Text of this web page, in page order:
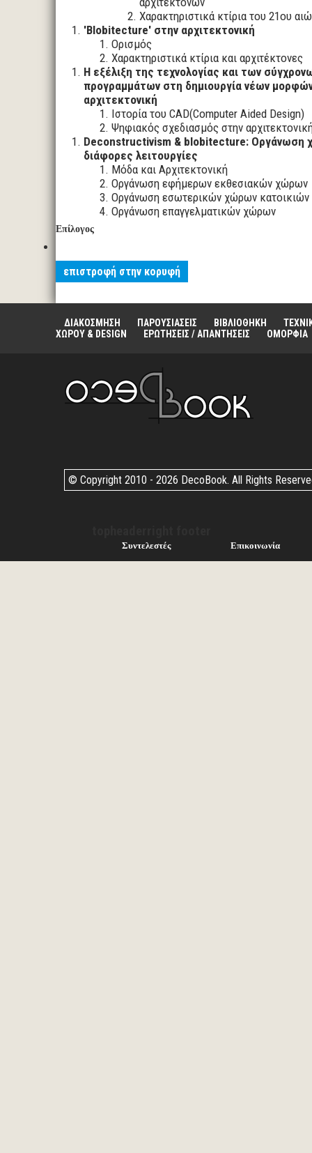
Χαρακτηριστικά κτίρια του 21ου
'Βlobitecture' στην αρχιτεκτονική
Ορισμός
Χαρακτηριστικά κτίρια και αρχιτέκτονες
Η εξέλιξη της τεχνολογίας και των
προγραμμάτων στη δημιουργία νέων
αρχιτεκτονική
Ιστορία του CAD(Computer Aided Design)
Ψηφιακός σχεδιασμός στην
Deconstructivism & blobitecture: Oργάνωση
διάφορες λειτουργίες
Μόδα και Αρχιτεκτονική
Οργάνωση εφήμερων εκθεσιακών χώρων
Οργάνωση εσωτερικών χώρων κατοικιών
Οργάνωση επαγγελματικών χώρων
Επίλογος
επιστροφή στην κορυφή
ΔΙΑΚΟΣΜΗΣΗ ΠΑΡΟΥΣΙΑΣΕΙΣ ΒΙΒΛΙΟΘΗΚΗ
ΧΩΡΟΥ & DESIGN
ΕΡΩΤΗΣΕΙΣ / ΑΠΑΝΤΗΣΕΙΣ ΟΜΟΡΦΙΑ
© Copyright 2010 - 2026 DecoBook. All Rights
Συντελεστές Επικοινωνία